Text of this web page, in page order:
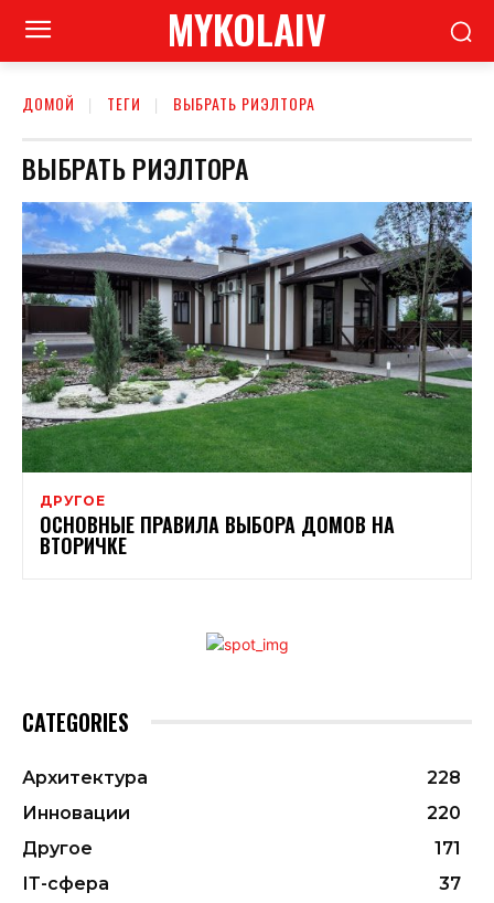
MYKOLAIV
ДОМОЙ ТЕГИ ВЫБРАТЬ РИЭЛТОРА
ВЫБРАТЬ РИЭЛТОРА
ДРУГОЕ
ОСНОВНЫЕ ПРАВИЛА ВЫБОРА ДОМОВ НА
ВТОРИЧКЕ
CATEGORIES
Архитектура
228
Инновации
220
Другое
171
ІТ-сфера
37